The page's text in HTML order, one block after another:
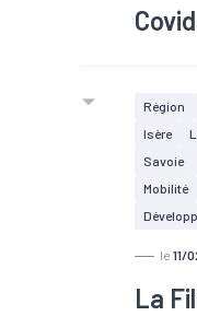
Région
Isère
Savoie
Mobilité
le 11/
La